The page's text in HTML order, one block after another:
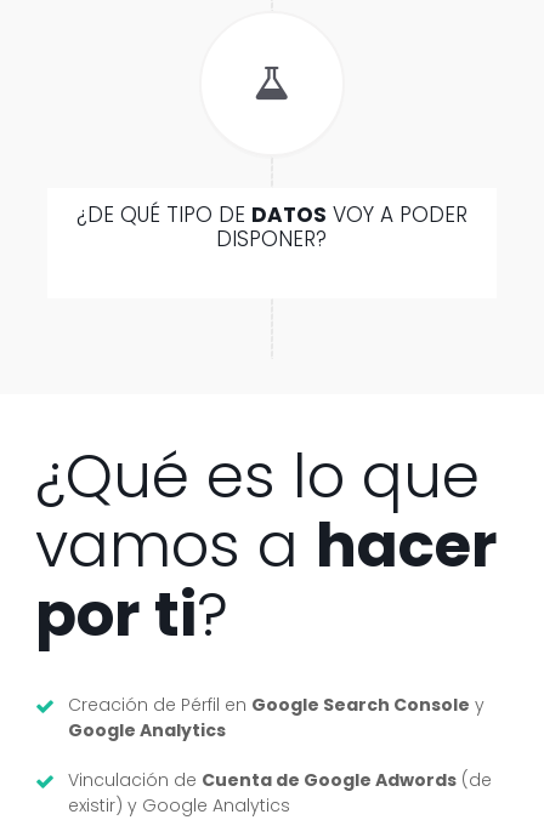
¿DE QUÉ TIPO DE DATOS VOY A PODER
DISPONER?
¿Qué es lo que
vamos a hacer
por ti?
Creación de Pérfil en Google Search Console y
Google Analytics
Vinculación de Cuenta de Google Adwords(de
existir) y Google Analytics